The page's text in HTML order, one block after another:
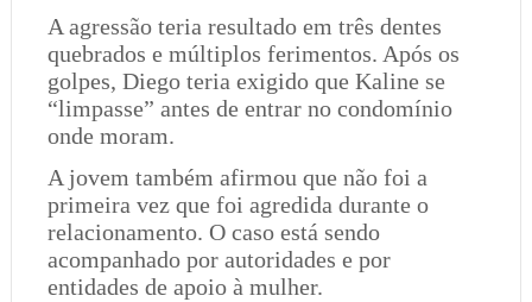
A agressão teria resultado em três dentes
quebrados e múltiplos ferimentos. Após os
golpes, Diego teria exigido que Kaline se
“limpasse” antes de entrar no condomínio
onde moram.
A jovem também afirmou que não foi a
primeira vez que foi agredida durante o
relacionamento. O caso está sendo
acompanhado por autoridades e por
entidades de apoio à mulher.